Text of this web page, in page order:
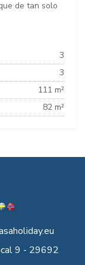
de tan solo
3
3
111 m²
82 m²
9 - 29692